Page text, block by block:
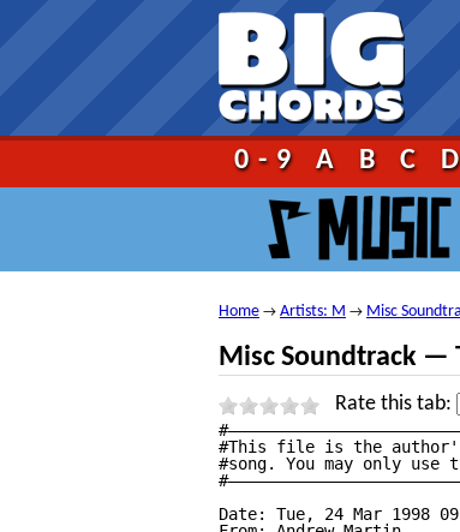
0-9 A B C D
Home → Artists: M → Misc
Misc Soundtrack —
Rate this tab:
#This file is the
#song. You may only
Date: Tue, 24 Mar 1998